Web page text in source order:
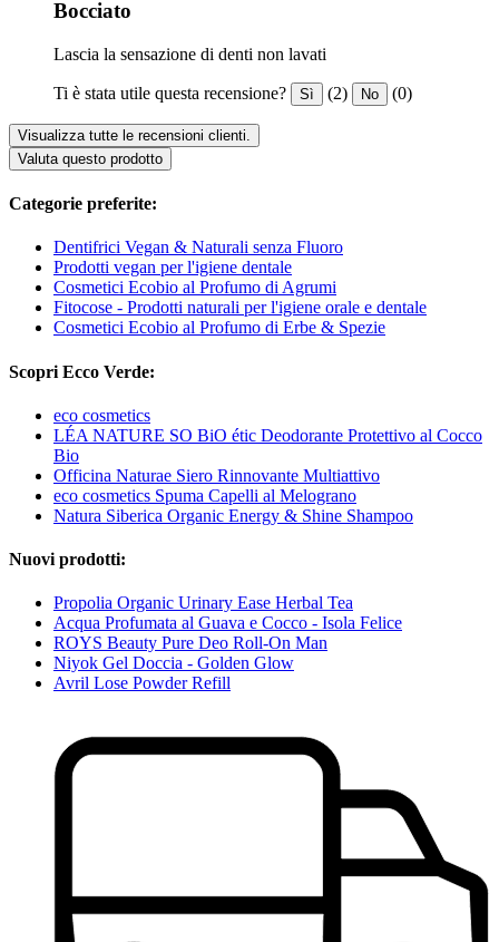
Bocciato
Lascia la sensazione di denti non lavati
Ti è stata utile questa recensione? Sì (2) No (0)
Visualizza tutte le recensioni clienti.
Valuta questo prodotto
Categorie preferite:
Dentifrici Vegan & Naturali senza Fluoro
Prodotti vegan per l'igiene dentale
Cosmetici Ecobio al Profumo di Agrumi
Fitocose - Prodotti naturali per l'igiene orale e dentale
Cosmetici Ecobio al Profumo di Erbe & Spezie
Scopri Ecco Verde:
eco cosmetics
LÉA NATURE SO BiO étic Deodorante Protettivo al Cocco
Bio
Officina Naturae Siero Rinnovante Multiattivo
eco cosmetics Spuma Capelli al Melograno
Natura Siberica Organic Energy & Shine Shampoo
Nuovi prodotti:
Propolia Organic Urinary Ease Herbal Tea
Acqua Profumata al Guava e Cocco - Isola Felice
ROYS Beauty Pure Deo Roll-On Man
Niyok Gel Doccia - Golden Glow
Avril Lose Powder Refill